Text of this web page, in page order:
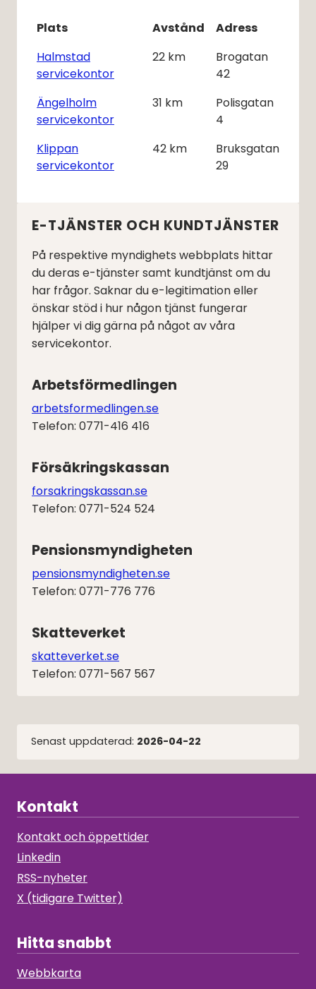
Plats Avstånd
Adress
Halmstad
servicekontor
22 km
Brogatan
42
Ängelholm
servicekontor
31 km
Polisgatan
4
Klippan
servicekontor
42 km
Bruksgatan
29
E-TJÄNSTER OCH KUNDTJÄNSTER
På respektive myndighets webbplats hittar
du deras e-tjänster samt kundtjänst om du
har frågor. Saknar du e-legitimation eller
önskar stöd i hur någon tjänst fungerar
hjälper vi dig gärna på något av våra
servicekontor.
Arbetsförmedlingen
arbetsformedlingen.se
Telefon: 0771-416 416
Försäkringskassan
forsakringskassan.se
Telefon: 0771-524 524
Pensionsmyndigheten
pensionsmyndigheten.se
Telefon: 0771-776 776
Skatteverket
skatteverket.se
Telefon: 0771-567 567
Senast uppdaterad: 2026-04-22
Kontakt
Kontakt och öppettider
Linkedin
RSS-nyheter
X (tidigare Twitter)
Hitta snabbt
Webbkarta